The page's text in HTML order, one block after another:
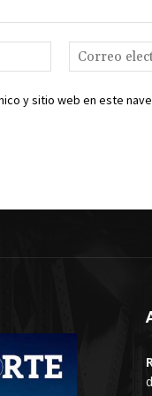
Nombre:*
y sitio web en este